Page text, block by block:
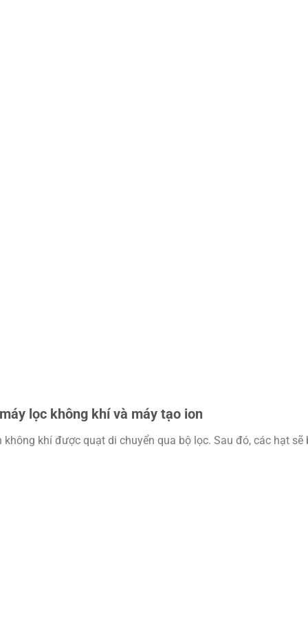
lọc không khí và máy tạo ion
khí được quạt di chuyển qua bộ lọc. Sau đó, các hạt sẽ